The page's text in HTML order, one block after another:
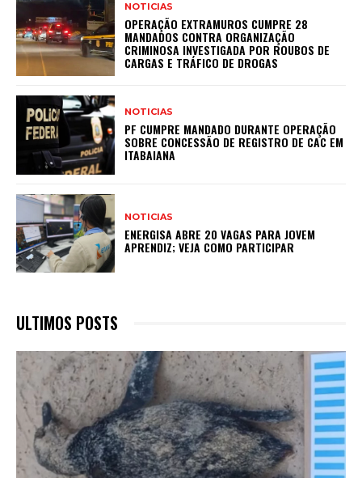
NOTICIAS
OPERAÇÃO EXTRAMUROS CUMPRE 28
MANDADOS CONTRA ORGANIZAÇÃO
CRIMINOSA INVESTIGADA POR ROUBOS DE
CARGAS E TRÁFICO DE DROGAS
NOTICIAS
PF CUMPRE MANDADO DURANTE OPERAÇÃO
SOBRE CONCESSÃO DE REGISTRO DE CAC EM
ITABAIANA
NOTICIAS
ENERGISA ABRE 20 VAGAS PARA JOVEM
APRENDIZ; VEJA COMO PARTICIPAR
ULTIMOS POSTS